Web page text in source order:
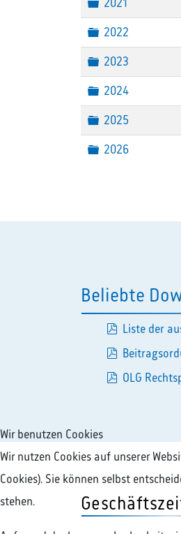
Ordner
2021
Ordner
2022
Ordner
2023
Ordner
2024
Ordner
2025
Ordner
2026
Beliebte
pdf
Liste der
pdfOLG
Wir benutzen Cookies
Wir nutzen Cookies auf unserer
Cookies). Sie können selbst
stehen.